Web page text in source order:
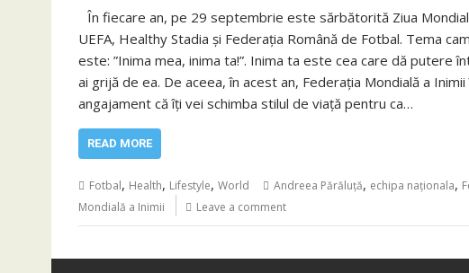
În fiecare an, pe 29 septembrie este sărbătorită Ziua
UEFA, Healthy Stadia și Federația Română de Fotbal. Tema
este: ”Inima mea, inima ta!”. Inima ta este cea care dă
ai grijă de ea. De aceea, în acest an, Federația Mondială a
angajament că îți vei schimba stilul de viață pentru ca…
READ MORE
Fotbal, Health, Lifestyle, World Andreea Părăluță, echipa naționala,
Mondială a Inimii
Leave a comment